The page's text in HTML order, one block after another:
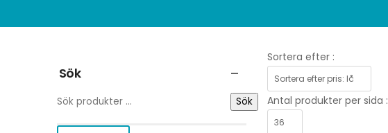
Sök
Sök
Sortera efter :
Antal produkter per sida :